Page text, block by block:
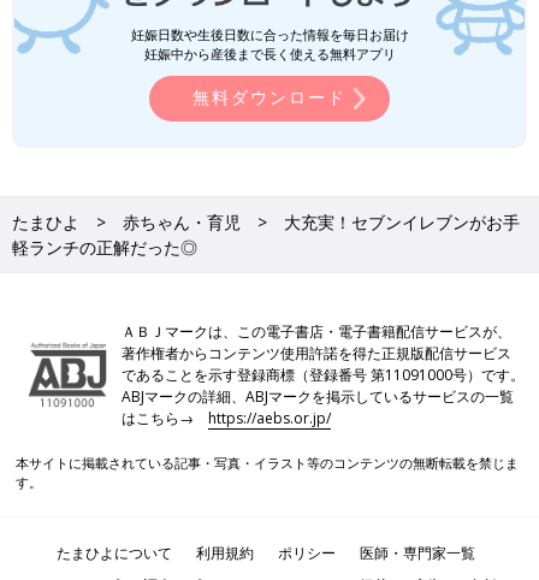
妊娠日数や生後日数に合った情報を毎日お届け
妊娠中から産後まで長く使える無料アプリ
無料ダウンロード
たまひよ 赤ちゃん・育児
大充実！セブンイレブンがお手
軽ランチの正解だった◎
ＡＢＪマークは、この電子書店・電子書籍配信サービスが、
著作権者からコンテンツ使用許諾を得た正規版配信サービス
であることを示す登録商標（登録番号 第11091000号）です。
ABJマークの詳細、ABJマークを掲示しているサービスの一覧
はこちら→https://aebs.or.jp/
本サイトに掲載されている記事・写真・イラスト等のコンテンツの無断転載を禁じま
す。
たまひよについて 利用規約 ポリシー
医師・専門家一覧